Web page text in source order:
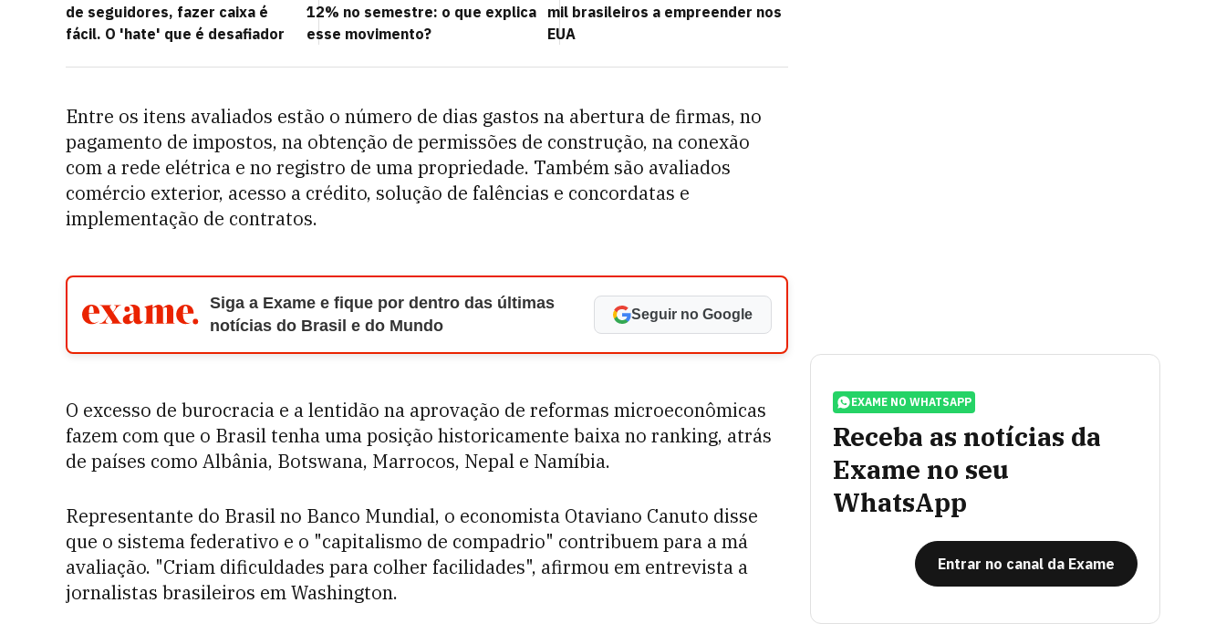
de seguidores, fazer caixa é
fácil. O 'hate' que é desafiador
12% no semestre: o que explica
esse movimento?
mil brasileiros a empreender nos
EUA
Entre os itens avaliados estão o número de dias gastos na abertura de firmas, no
pagamento de impostos, na obtenção de permissões de construção, na conexão
com a rede elétrica e no registro de uma propriedade. Também são avaliados
comércio exterior, acesso a crédito, solução de falências e concordatas e
implementação de contratos.
Siga a Exame e fique por dentro das últimas
notícias do Brasil e do Mundo
Seguir no Google
O excesso de burocracia e a lentidão na aprovação de reformas microeconômicas
fazem com que o Brasil tenha uma posição historicamente baixa no ranking, atrás
de países como Albânia, Botswana, Marrocos, Nepal e Namíbia.
Representante do Brasil no Banco Mundial, o economista Otaviano Canuto disse
que o sistema federativo e o "capitalismo de compadrio" contribuem para a má
avaliação. "Criam dificuldades para colher facilidades", afirmou em entrevista a
jornalistas brasileiros em Washington.
EXAME NO WHATSAPP
Receba as notícias da
Exame no seu
WhatsApp
Entrar no canal da Exame